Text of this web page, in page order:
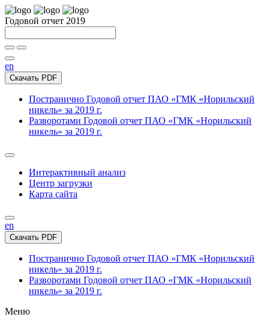
Годовой отчет 2019
en
Скачать PDF
Постранично Годовой отчет ПАО «ГМК «Норильский
никель» за 2019 г.
Разворотами Годовой отчет ПАО «ГМК «Норильский
никель» за 2019 г.
Интерактивный анализ
Центр загрузки
Карта сайта
en
Скачать PDF
Постранично Годовой отчет ПАО «ГМК «Норильский
никель» за 2019 г.
Разворотами Годовой отчет ПАО «ГМК «Норильский
никель» за 2019 г.
Меню